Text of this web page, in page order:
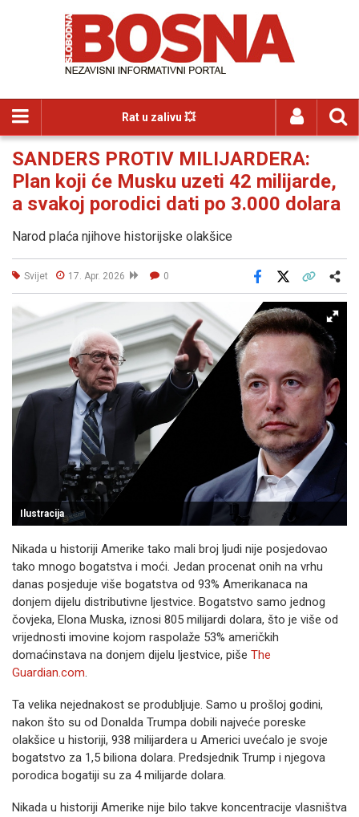
Rat u zalivu 💥
SANDERS PROTIV MILIJARDERA:
Plan koji će Musku uzeti 42 milijarde,
a svakoj porodici dati po 3.000 dolara
Narod plaća njihove historijske olakšice
Svijet 17. Apr. 2026 0
Facebook
Ilustracija
Nikada u historiji Amerike tako mali broj ljudi nije posjedovao
tako mnogo bogatstva i moći. Jedan procenat onih na vrhu
danas posjeduje više bogatstva od 93% Amerikanaca na
donjem dijelu distributivne ljestvice. Bogatstvo samo jednog
čovjeka, Elona Muska, iznosi 805 milijardi dolara, što je više od
vrijednosti imovine kojom raspolaže 53% američkih
domaćinstava na donjem dijelu ljestvice, piše The
Guardian.com.
Ta velika nejednakost se produbljuje. Samo u prošloj godini,
nakon što su od Donalda Trumpa dobili najveće poreske
olakšice u historiji, 938 milijardera u Americi uvećalo je svoje
bogatstvo za 1,5 biliona dolara. Predsjednik Trump i njegova
porodica bogatiji su za 4 milijarde dolara.
Nikada u historiji Amerike nije bilo takve koncentracije vlasništva